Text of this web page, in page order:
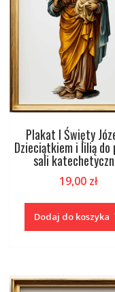
Plakat I Święty
Dzieciątkiem i lilią do
sali
19,00 zł
Dodaj do koszyka